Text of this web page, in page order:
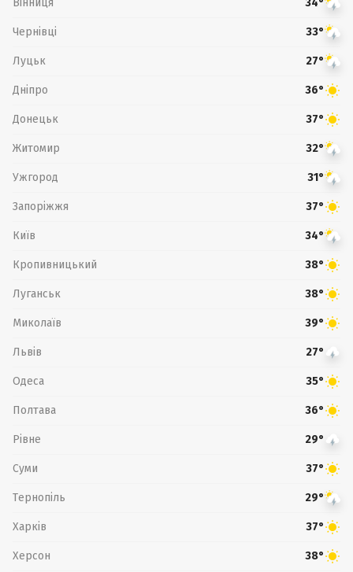
34°
Чернівці 33°
Луцьк 27°
Дніпро 36°
Донецьк 37°
Житомир 32°
Ужгород 31°
Запоріжжя 37°
Київ 34°
Кропивницький 38°
Луганськ 38°
Миколаїв 39°
Львів 27°
Одеса 35°
Полтава 36°
Рівне 29°
Суми 37°
Тернопіль 29°
Харків 37°
Херсон 38°